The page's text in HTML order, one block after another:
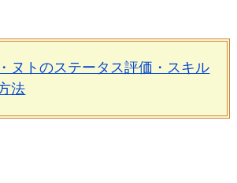
ヌトのステータス評価・スキル
法